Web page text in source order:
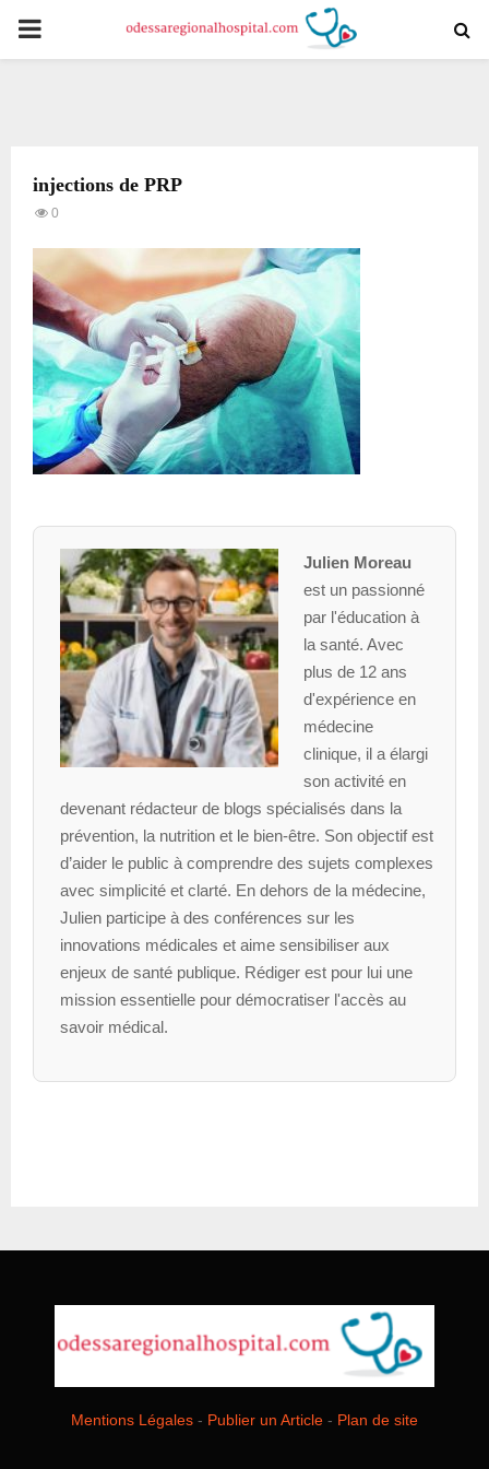
PRIMARY
injections de PRP
0
Julien Moreau
est un passionné
par l'éducation à
la santé. Avec
plus de 12 ans
d'expérience en
médecine
clinique, il a élargi
son activité en
devenant rédacteur de blogs spécialisés dans la
prévention, la nutrition et le bien-être. Son objectif est
d’aider le public à comprendre des sujets complexes
avec simplicité et clarté. En dehors de la médecine,
Julien participe à des conférences sur les
innovations médicales et aime sensibiliser aux
enjeux de santé publique. Rédiger est pour lui une
mission essentielle pour démocratiser l'accès au
savoir médical.
Mentions Légales - Publier un Article - Plan de site